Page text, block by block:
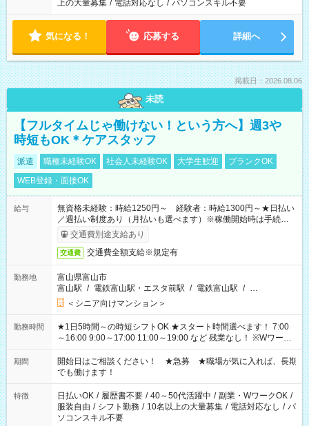
上の大量募集 / 電話対応なし / パソコンスキル不要
気になる！ 応募する 詳細へ
掲載日：2026.08.06
未読
【フルタイムじゃ働けない！という方へ】週3や
時短もOK＊ケアスタッフ
派遣 職種未経験OK 社会人未経験OK 大学生歓迎
ブランクOK
WEB登録・面接OK
給与
無資格未経験：時給1250円～ 経験者：時給1300円～★日払い
／週払い制度あり（月払いも選べます）※稼働開始時は手続き完
了次第のお支払いとなります。
交通費別途支給あり
交通費 交通費全額支給※規定有
勤務地
富山県富山市
富山駅 / 電鉄富山駅・エスタ前駅 / 電鉄富山駅 / …
＜シニア向けマンション＞
勤務時間
★1日5時間～の時短シフトOK ★スタート時間選べます！ 7:00
～16:00 9:00～17:00 11:00～19:00 など 残業なし！ ※Wワーク
の場合、他のお仕事と合わせ週40時間超の就業はご案内できま
せん ※法令に基づき、週20時間以上勤務は社会保険への加入対
象となります ※労働者派遣法（日雇い派遣の原則禁止）によ
り、短時間・短期間の就業はご案内が難しい場合があります
期間
開始日はご相談ください！ ★急募 ★職場が気に入れば、長期
でも働けます！
特徴 日払いOK / 履歴書不要 / 40～50代活躍中 / 副業・WワークOK /
服装自由 / シフト勤務 / 10名以上の大量募集 / 電話対応なし / パ
ソコンスキル不要